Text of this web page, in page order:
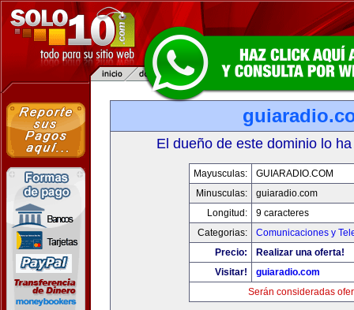
El dueño de este dominio lo
Mayusculas:
GUIARADIO.COM
Minusculas:
guiaradio.com
Longitud:
9 caracteres
Categorias:
Comunicaciones y
Precio:
Realizar una oferta!
Visitar!
guiaradio.com
Serán consideradas